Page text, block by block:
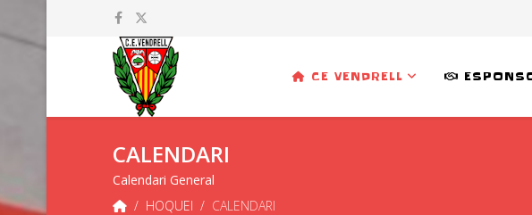
CE VENDRELL
CALENDARI
Calendari General
HOQUEI
CALENDARI